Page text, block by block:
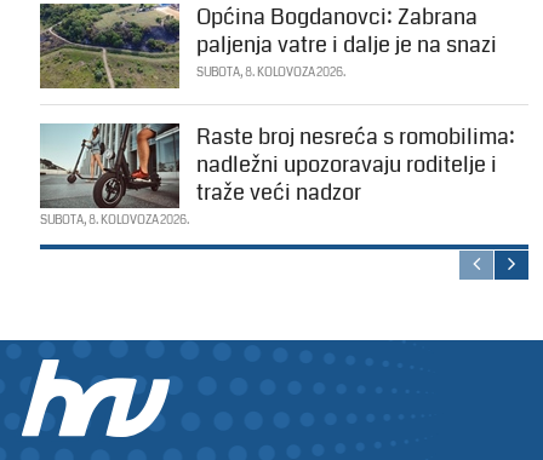
Općina Bogdanovci: Zabrana
paljenja vatre i dalje je na snazi
SUBOTA, 8. KOLOVOZA 2026.
Raste broj nesreća s romobilima:
nadležni upozoravaju roditelje i
traže veći nadzor
SUBOTA, 8. KOLOVOZA 2026.